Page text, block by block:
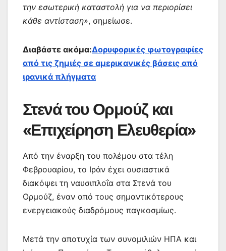
την εσωτερική καταστολή για να περιορίσει
κάθε αντίσταση», σημείωσε.
Διαβάστε ακόμα:Δορυφορικές φωτογραφίες
από τις ζημιές σε αμερικανικές βάσεις από
ιρανικά πλήγματα
Στενά του Ορμούζ και
«Επιχείρηση Ελευθερία»
Από την έναρξη του πολέμου στα τέλη
Φεβρουαρίου, το Ιράν έχει ουσιαστικά
διακόψει τη ναυσιπλοΐα στα Στενά του
Ορμούζ, έναν από τους σημαντικότερους
ενεργειακούς διαδρόμους παγκοσμίως.
Μετά την αποτυχία των συνομιλιών ΗΠΑ και